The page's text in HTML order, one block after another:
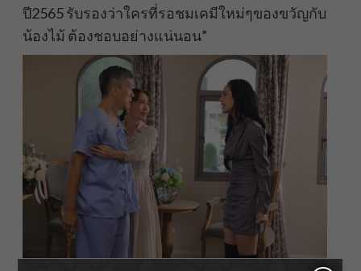
ปี2565 รับรองว่าใครที่รอชมเคมีใหม่ๆของขวัญกับ
น้องไม้ ต้องชอบอย่างแน่นอน”